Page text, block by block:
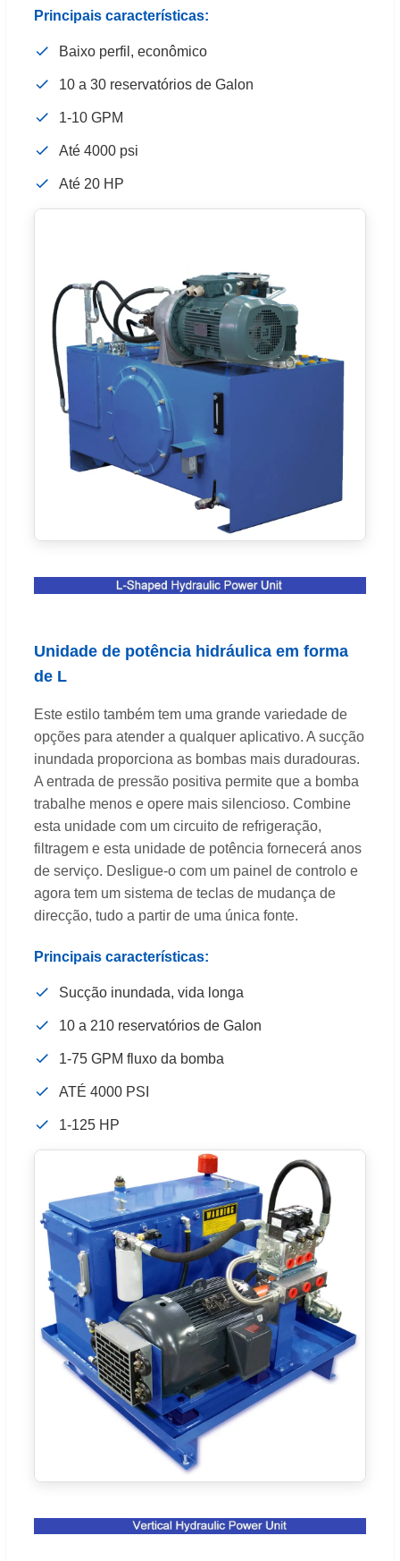
Principais características:
Baixo perfil, econômico
10 a 30 reservatórios de Galon
1-10 GPM
Até 4000 psi
Até 20 HP
Unidade de potência hidráulica em forma
de L
Este estilo também tem uma grande variedade de
opções para atender a qualquer aplicativo. A sucção
inundada proporciona as bombas mais duradouras.
A entrada de pressão positiva permite que a bomba
trabalhe menos e opere mais silencioso. Combine
esta unidade com um circuito de refrigeração,
filtragem e esta unidade de potência fornecerá anos
de serviço. Desligue-o com um painel de controlo e
agora tem um sistema de teclas de mudança de
direcção, tudo a partir de uma única fonte.
Principais características:
Sucção inundada, vida longa
10 a 210 reservatórios de Galon
1-75 GPM fluxo da bomba
ATÉ 4000 PSI
1-125 HP